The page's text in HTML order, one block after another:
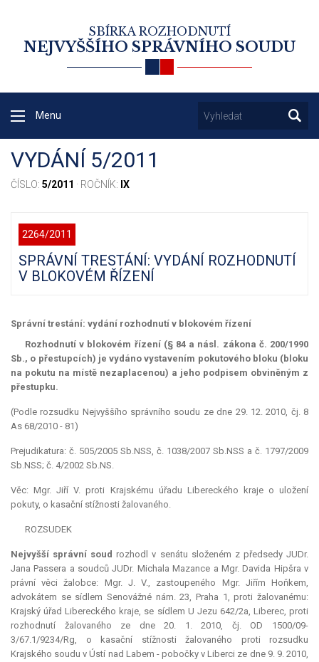
SBÍRKA ROZHODNUTÍ
NEJVYŠŠÍHO SPRÁVNÍHO SOUDU
Menu
VYDÁNÍ 5/2011
ČÍSLO: 5/2011 · ROČNÍK: IX
2264/2011
SPRÁVNÍ TRESTÁNÍ: VYDÁNÍ ROZHODNUTÍ
V BLOKOVÉM ŘÍZENÍ
Správní trestání: vydání rozhodnutí v blokovém řízení
Rozhodnutí v blokovém řízení (§ 84 a násl. zákona č. 200/1990
Sb., o přestupcích) je vydáno vystavením pokutového bloku (bloku
na pokutu na místě nezaplacenou) a jeho podpisem obviněným z
přestupku.
(Podle rozsudku Nejvyššího správního soudu ze dne 29. 12. 2010, čj. 8
As 68/2010 - 81)
Prejudikatura: č. 505/2005 Sb.NSS, č. 1038/2007 Sb.NSS a č. 1797/2009
Sb.NSS; č. 4/2002 Sb.NS.
Věc: Mgr. Jiří V. proti Krajskému úřadu Libereckého kraje o uložení
pokuty, o kasační stížnosti žalovaného.
ROZSUDEK
Nejvyšší správní soud rozhodl v senátu složeném z předsedy JUDr.
Jana Passera a soudců JUDr. Michala Mazance a Mgr. Davida Hipšra v
právní věci žalobce: Mgr. J. V., zastoupeného Mgr. Jiřím Hoňkem,
advokátem se sídlem Senovážné nám. 23, Praha 1, proti žalovanému:
Krajský úřad Libereckého kraje, se sídlem U Jezu 642/2a, Liberec, proti
rozhodnutí žalovaného ze dne 20. 1. 2010, čj. OD 1500/09-
3/67.1/9234/Rg, o kasační stížnosti žalovaného proti rozsudku
Krajského soudu v Ústí nad Labem - pobočky v Liberci ze dne 9. 9. 2010,